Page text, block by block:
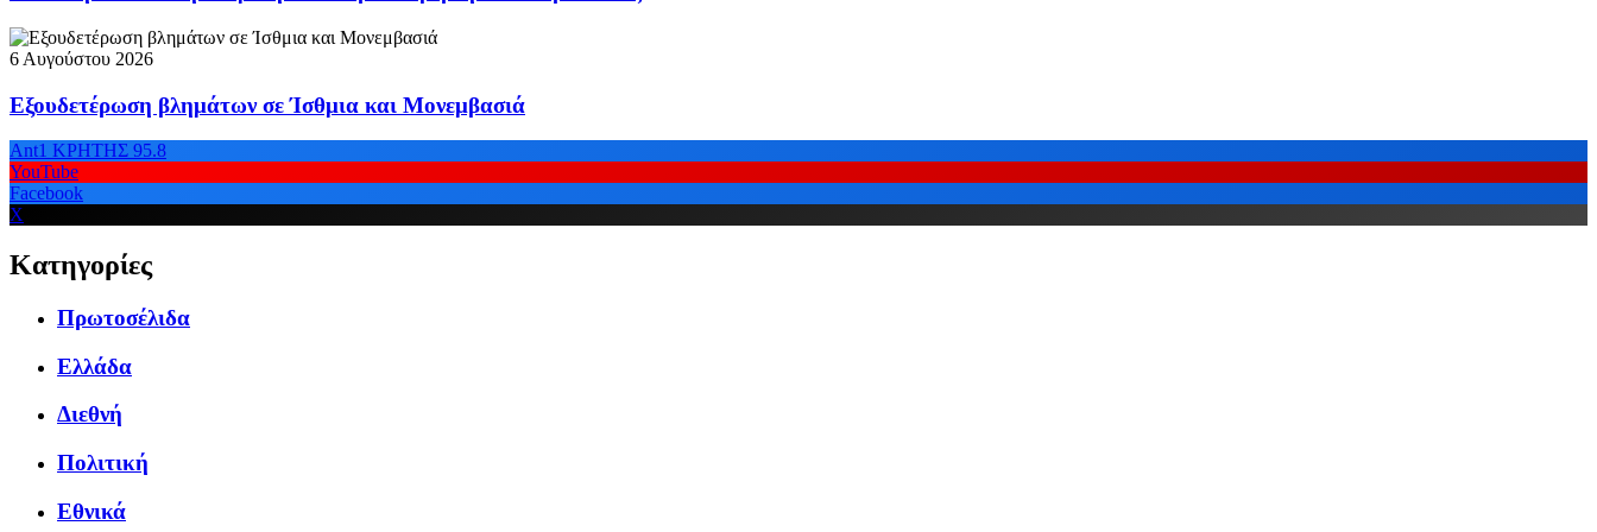
6 Αυγούστου 2026
Εξουδετέρωση βλημάτων σε Ίσθμια και Μονεμβασιά
Ant1 ΚΡΗΤΗΣ 95.8
YouTube
Facebook
X
Κατηγορίες
Πρωτοσέλιδα
Ελλάδα
Διεθνή
Πολιτική
Εθνικά